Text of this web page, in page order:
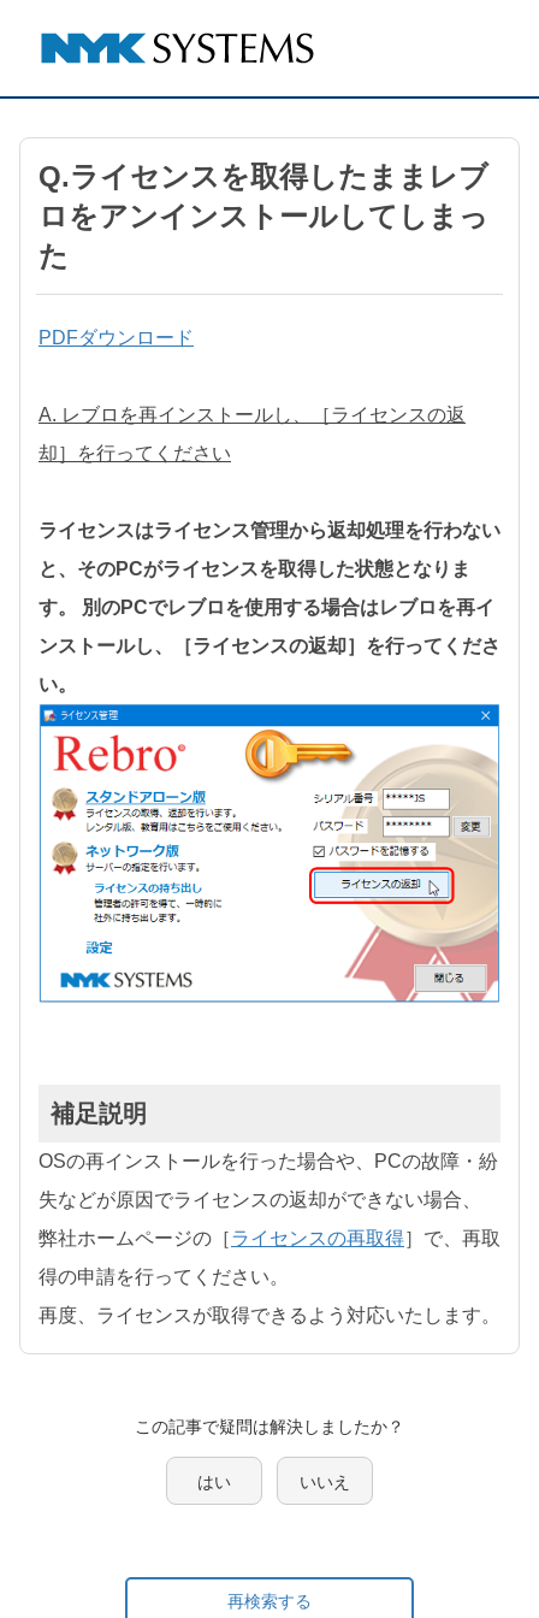
Q.ライセンスを取得したままレブ
ロをアンインストールしてしまっ
た
PDFダウンロード
A. レブロを再インストールし、［ライセンスの返
却］を行ってください
ライセンスはライセンス管理から返却処理を行わない
と、そのPCがライセンスを取得した状態となりま
す。 別のPCでレブロを使用する場合はレブロを再イ
ンストールし、［ライセンスの返却］を行ってくださ
い。
補足説明
OSの再インストールを行った場合や、PCの故障・紛
失などが原因でライセンスの返却ができない場合、
弊社ホームページの［ライセンスの再取得］で、再取
得の申請を行ってください。
再度、ライセンスが取得できるよう対応いたします。
この記事で疑問は解決しましたか？
はい いいえ
再検索する